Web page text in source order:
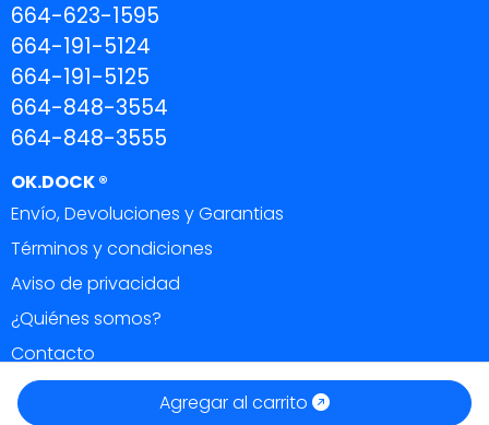
Agregar al carrito
664-623-1595
664-191-5124
664-191-5125
664-848-3554
664-848-3555
OK.DOCK ®
Envío, Devoluciones y Garantias
Términos y condiciones
Aviso de privacidad
¿Quiénes somos?
Contacto
Todos los derechos reservados 2026.